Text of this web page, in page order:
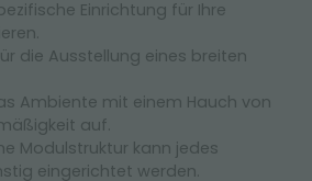
Einrichtung für Ihre
die Ausstellung eines breiten
Ambiente mit einem Hauch von
auf.
Modulstruktur kann jedes
eingerichtet werden.